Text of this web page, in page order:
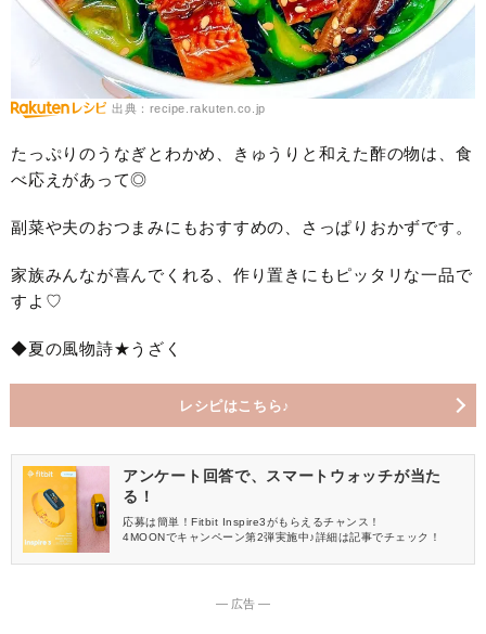
出典：recipe.rakuten.co.jp
たっぷりのうなぎとわかめ、きゅうりと和えた酢の物は、食
べ応えがあって◎
副菜や夫のおつまみにもおすすめの、さっぱりおかずです。
家族みんなが喜んでくれる、作り置きにもピッタリな一品で
すよ♡
◆夏の風物詩★うざく
レシピはこちら♪
アンケート回答で、スマートウォッチが当た
る！
応募は簡単！Fitbit Inspire3がもらえるチャンス！
4MOONでキャンペーン第2弾実施中♪詳細は記事でチェック！
― 広告 ―